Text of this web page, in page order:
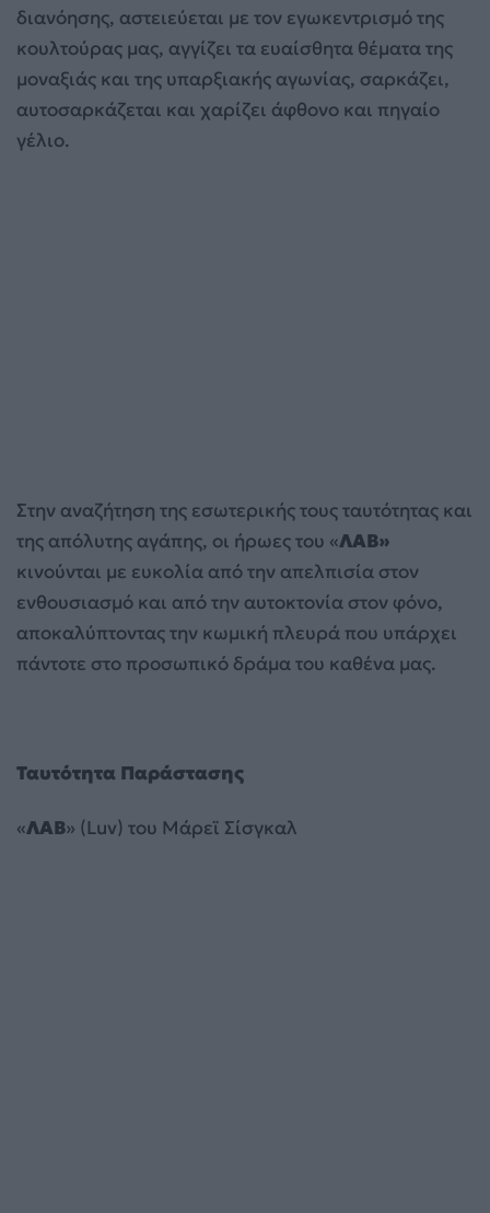
διανόησης, αστειεύεται με τον εγωκεντρισμό της
κουλτούρας μας, αγγίζει τα ευαίσθητα θέματα της
μοναξιάς και της υπαρξιακής αγωνίας, σαρκάζει,
αυτοσαρκάζεται και χαρίζει άφθονο και πηγαίο
γέλιο.
Στην αναζήτηση της εσωτερικής τους ταυτότητας και
της απόλυτης αγάπης, οι ήρωες του «ΛΑΒ»
κινούνται με ευκολία από την απελπισία στον
ενθουσιασμό και από την αυτοκτονία στον φόνο,
αποκαλύπτοντας την κωμική πλευρά που υπάρχει
πάντοτε στο προσωπικό δράμα του καθένα μας.
Ταυτότητα Παράστασης
«ΛΑΒ» (Luv) του Μάρεϊ Σίσγκαλ